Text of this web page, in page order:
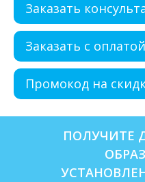
Заказать
Заказать с
Промокод на
ПОЛУЧИТЕ